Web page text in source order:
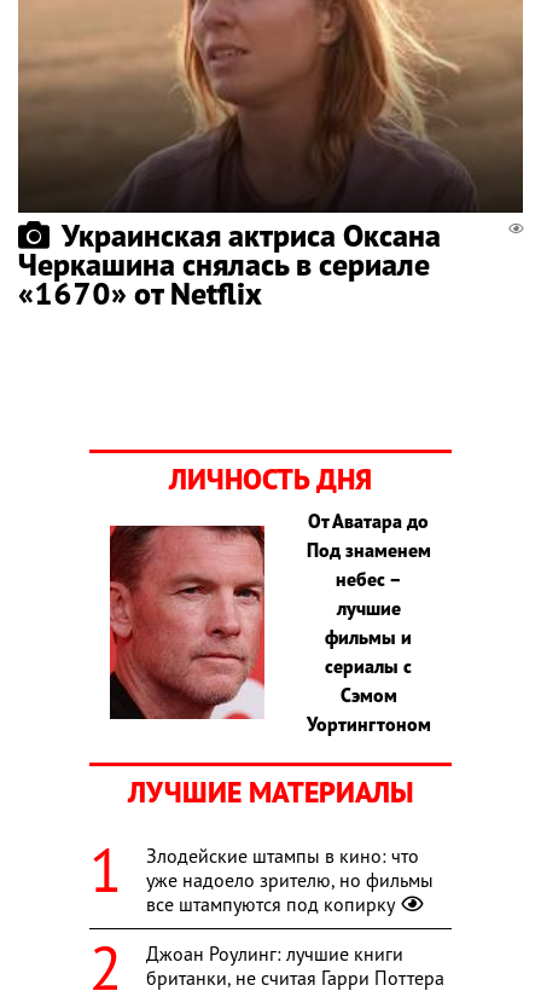
Украинская актриса Оксана
Черкашина снялась в сериале
«1670» от Netflix
ЛИЧНОСТЬ ДНЯ
От Аватара до
Под знаменем
небес –
лучшие
фильмы и
сериалы с
Сэмом
Уортингтоном
ЛУЧШИЕ МАТЕРИАЛЫ
Злодейские штампы в кино: что
уже надоело зрителю, но фильмы
все штампуются под копирку
Джоан Роулинг: лучшие книги
британки, не считая Гарри Поттера